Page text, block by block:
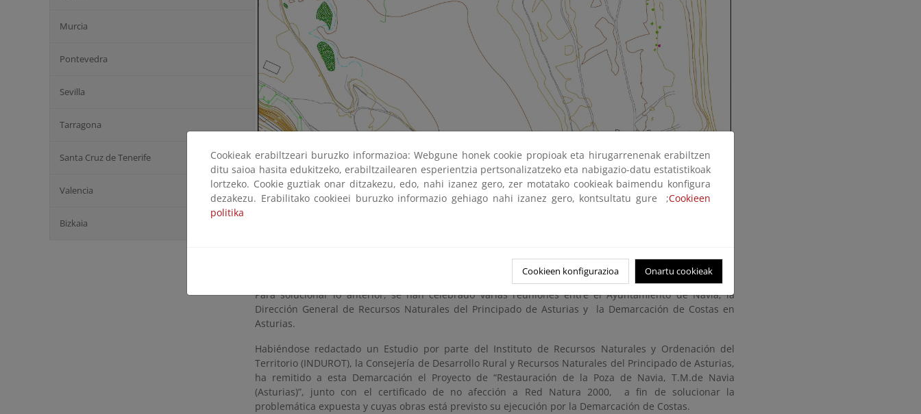
Murcia
Pontevedra
Sevilla
Tarragona
Santa Cruz de Tenerife
Valencia
Bizkaia
Para solucionar lo anterior, se han celebrado varias reuniones entre el Ayuntamiento de Navia, la
Dirección General de Recursos Naturales del Principado de Asturias y la Demarcación de Costas en
Asturias.
Habiéndose redactado un Estudio por parte del Instituto de Recursos Naturales y Ordenación del
Territorio (INDUROT), la Consejería de Desarrollo Rural y Recursos Naturales del Principado de Asturias,
ha remitido a esta Demarcación el Proyecto de “Restauración de la Poza de Navia, T.M.de Navia
(Asturias)”, junto con el certificado de no afección a Red Natura 2000, a fin de solucionar la
problemática expuesta y cuyas obras está previsto su ejecución por la Demarcación de Costas.
Cookieak erabiltzeari buruzko informazioa: Webgune honek cookie propioak eta hirugarrenenak erabiltzen
ditu saioa hasita edukitzeko, erabiltzailearen esperientzia pertsonalizatzeko eta nabigazio-datu estatistikoak
lortzeko. Cookie guztiak onar ditzakezu, edo, nahi izanez gero, zer motatako cookieak baimendu konfigura
dezakezu. Erabilitako cookieei buruzko informazio gehiago nahi izanez gero, kontsultatu gure ;Cookieen
politika
Cookieen konfigurazioa Onartu cookieak